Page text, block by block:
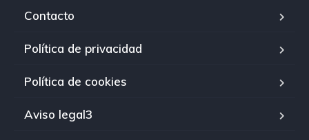
Contacto
Política de privacidad
Política de cookies
Aviso legal3